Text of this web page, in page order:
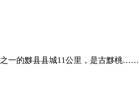
一的黟县县城11公里，是古黟桃……